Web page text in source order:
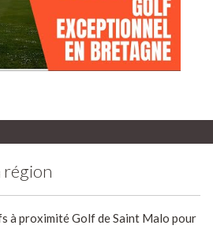
région
à proximité Golf de Saint Malo pour